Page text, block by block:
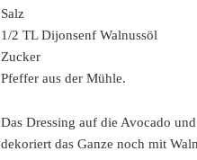
Salz
1/2 TL Dijonsenf Walnussöl
Zucker
Pfeffer aus der Mühle.
Das Dressing auf die Avocado
dekoriert das Ganze noch mit